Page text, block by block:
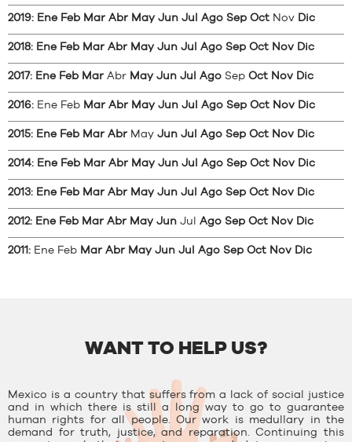
2019: Ene Feb Mar Abr May Jun Jul Ago Sep Oct Nov Dic
2018: Ene Feb Mar Abr May Jun Jul Ago Sep Oct Nov Dic
2017: Ene Feb Mar Abr May Jun Jul Ago Sep Oct Nov Dic
2016: Ene Feb Mar Abr May Jun Jul Ago Sep Oct Nov Dic
2015: Ene Feb Mar Abr May Jun Jul Ago Sep Oct Nov Dic
2014: Ene Feb Mar Abr May Jun Jul Ago Sep Oct Nov Dic
2013: Ene Feb Mar Abr May Jun Jul Ago Sep Oct Nov Dic
2012: Ene Feb Mar Abr May Jun Jul Ago Sep Oct Nov Dic
2011: Ene Feb Mar Abr May Jun Jul Ago Sep Oct Nov Dic
WANT TO HELP US?
Mexico is a country that suffers from a lack of social justice
and in which there is still a long way to go to guarantee
human rights for all people. Our work is medullary in the
demand for truth, justice, and reparation. Continuing this